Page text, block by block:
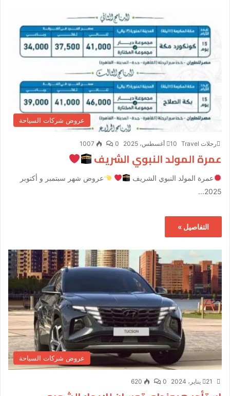
عروض شركات السياحة
رحلات Travel 10 أغسطس، 2025 0
1007
عمرة المولد النبوي الشريف
عمرة المولد النبوي الشريف
عروض شهر سبتمبر و أكتوبر
2025...
التفاصيل »
عروض شركات السياحة
21 يناير، 2024 0
620